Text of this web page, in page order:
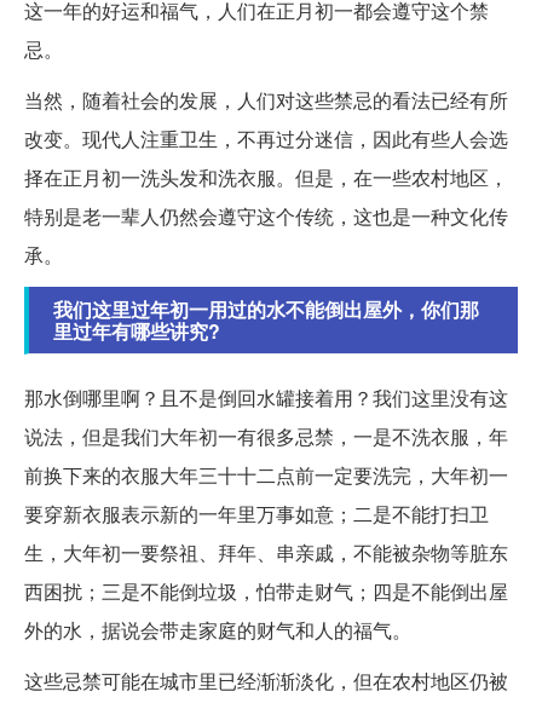
这一年的好运和福气，人们在正月初一都会遵守这个禁
忌。
当然，随着社会的发展，人们对这些禁忌的看法已经有所
改变。现代人注重卫生，不再过分迷信，因此有些人会选
择在正月初一洗头发和洗衣服。但是，在一些农村地区，
特别是老一辈人仍然会遵守这个传统，这也是一种文化传
承。
我们这里过年初一用过的水不能倒出屋外，你们那
里过年有哪些讲究?
那水倒哪里啊？且不是倒回水罐接着用？我们这里没有这
说法，但是我们大年初一有很多忌禁，一是不洗衣服，年
前换下来的衣服大年三十十二点前一定要洗完，大年初一
要穿新衣服表示新的一年里万事如意；二是不能打扫卫
生，大年初一要祭祖、拜年、串亲戚，不能被杂物等脏东
西困扰；三是不能倒垃圾，怕带走财气；四是不能倒出屋
外的水，据说会带走家庭的财气和人的福气。
这些忌禁可能在城市里已经渐渐淡化，但在农村地区仍被